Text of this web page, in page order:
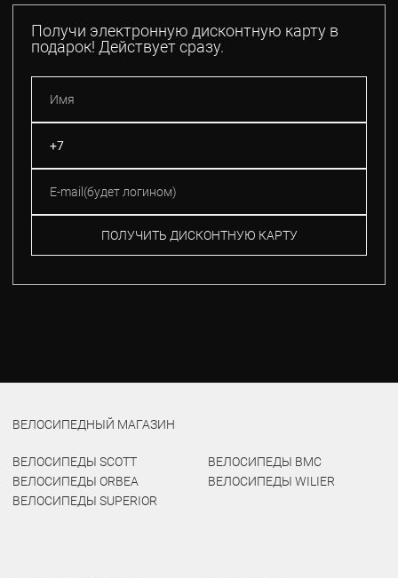
Получи электронную дисконтную карту в
подарок! Действует сразу.
ПОЛУЧИТЬ ДИСКОНТНУЮ КАРТУ
ВЕЛОСИПЕДНЫЙ МАГАЗИН
ВЕЛОСИПЕДЫ SCOTT
ВЕЛОСИПЕДЫ ORBEA
ВЕЛОСИПЕДЫ SUPERIOR
ВЕЛОСИПЕДЫ BMC
ВЕЛОСИПЕДЫ WILIER